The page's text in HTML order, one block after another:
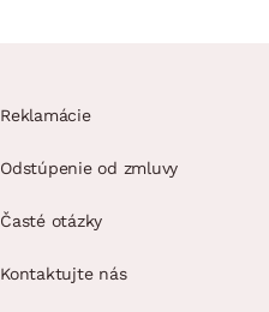
Reklamácie
Odstúpenie od zmluvy
Časté otázky
Kontaktujte nás